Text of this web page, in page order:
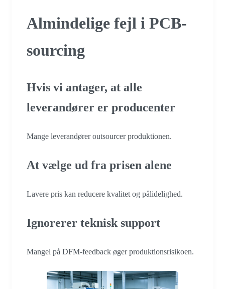
Almindelige fejl i PCB-
sourcing
Hvis vi antager, at alle
leverandører er producenter
Mange leverandører outsourcer produktionen.
At vælge ud fra prisen alene
Lavere pris kan reducere kvalitet og pålidelighed.
Ignorerer teknisk support
Mangel på DFM-feedback øger produktionsrisikoen.